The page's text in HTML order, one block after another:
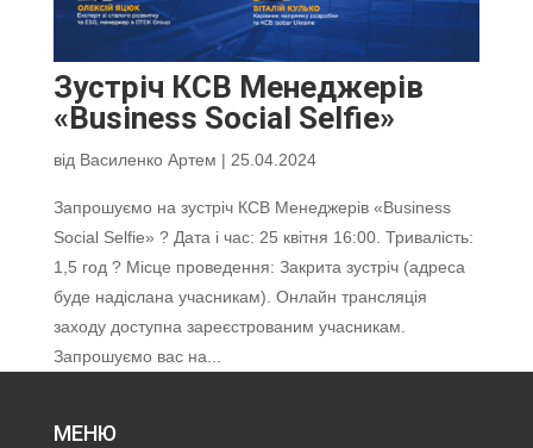
Зустріч КСВ Менеджерів
«Business Social Selfie»
від Василенко Артем | 25.04.2024
Запрошуємо на зустріч КСВ Менеджерів «Business
Social Selfie» ? Дата і час: 25 квітня 16:00. Тривалість:
1,5 год ? Місце проведення: Закрита зустріч (адреса
буде надіслана учасникам). Онлайн трансляція
заходу доступна зареєстрованим учасникам.
Запрошуємо вас на...
МЕНЮ